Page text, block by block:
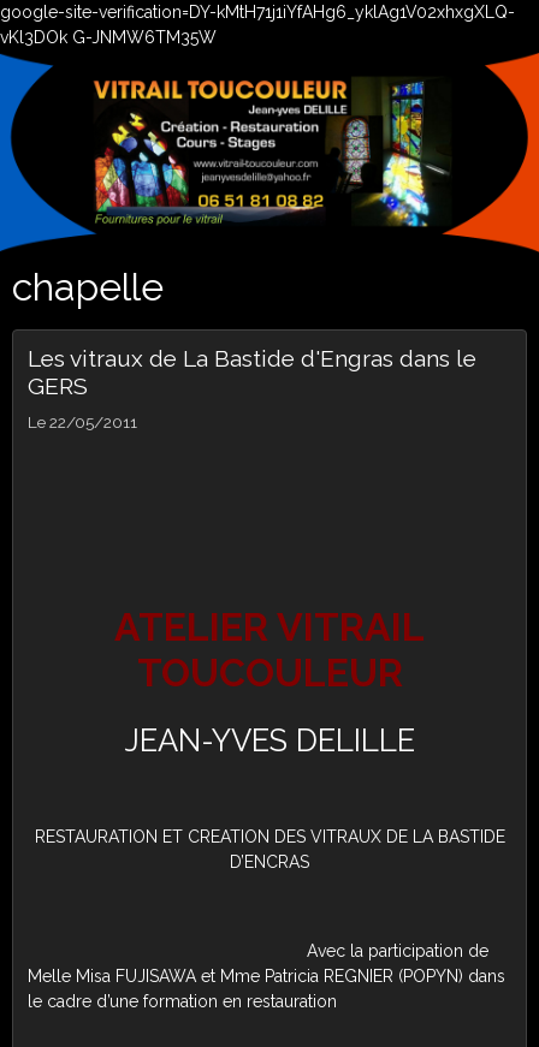
google-site-verification=DY-kMtH71j1iYfAHg6_yklAg1V02xhxgXLQ-
vKl3DOk G-JNMW6TM35W
chapelle
Les vitraux de La Bastide d'Engras dans le
GERS
Le 22/05/2011
ATELIER VITRAIL
TOUCOULEUR
JEAN-YVES DELILLE
RESTAURATION ET CREATION DES VITRAUX DE LA BASTIDE
D’ENCRAS
Avec la participation de
Melle Misa FUJISAWA et Mme Patricia REGNIER (POPYN) dans
le cadre d’une formation en restauration